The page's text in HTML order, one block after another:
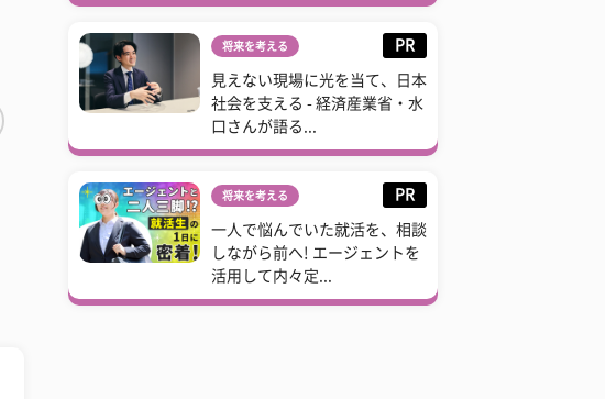
将来を考える PR
見えない現場に光を当て、日本
社会を支える - 経済産業省・水
口さんが語る...
将来を考える PR
一人で悩んでいた就活を、相談
しながら前へ! エージェントを
活用して内々定...